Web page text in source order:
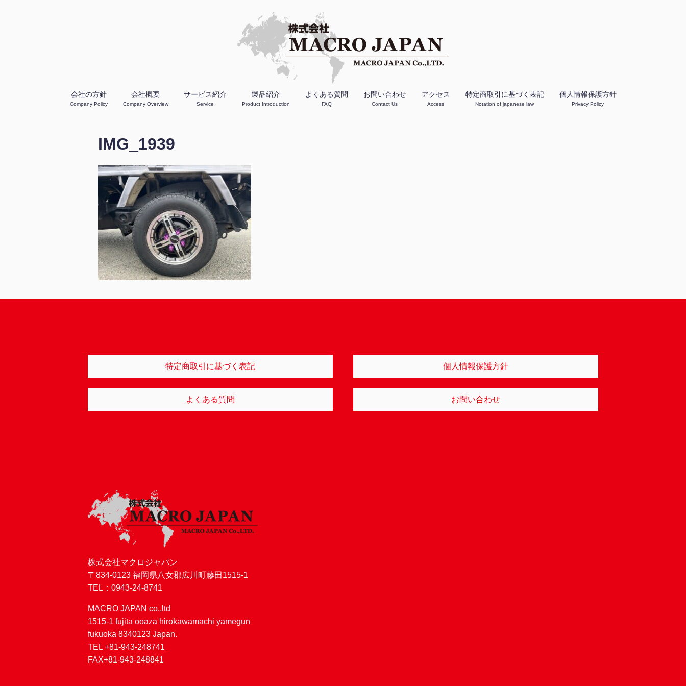
会社の方針
Company Policy
会社概要
Company Overview
サービス紹介
Service
製品紹介
Product Introduction
よくある質問
FAQ
お問い合わせ
Contact Us
アクセス
Access
特定商取引に基づく表記
Notation of japanese law
個人情報保護方針
Privacy Policy
IMG_1939
特定商取引に基づく表記 個人情報保護方針
よくある質問 お問い合わせ
株式会社マクロジャパン
〒834-0123 福岡県八女郡広川町藤田1515-1
TEL：0943-24-8741
MACRO JAPAN co.,ltd
1515-1 fujita ooaza hirokawamachi yamegun
fukuoka 8340123 Japan.
TEL +81-943-248741
FAX+81-943-248841